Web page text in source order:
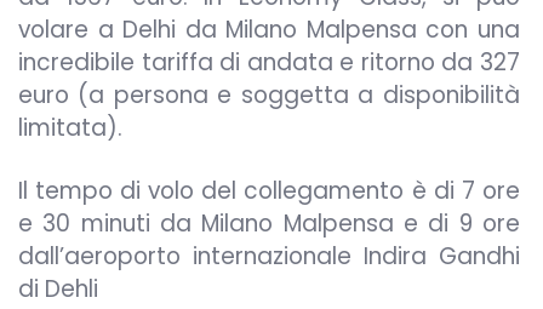
volare a Delhi da Milano Malpensa con una
incredibile tariffa di andata e ritorno da 327
euro (a persona e soggetta a disponibilità
limitata).
Il tempo di volo del collegamento è di 7 ore
e 30 minuti da Milano Malpensa e di 9 ore
dall’aeroporto internazionale Indira Gandhi
di Dehli